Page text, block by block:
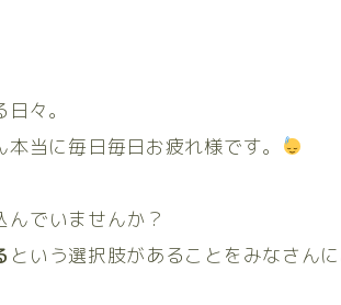
々。
当に毎日毎日お疲れ様です。
んでいませんか？
という選択肢があることをみなさん